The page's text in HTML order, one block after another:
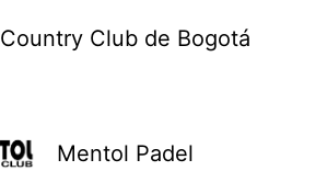
Country Club de Bogotá
Mentol Padel